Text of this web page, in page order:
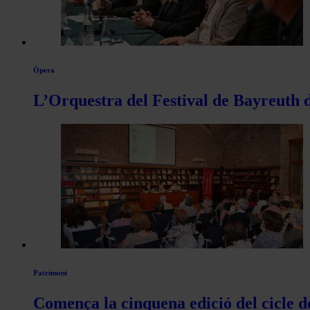
Òpera
L’Orquestra del Festival de Bayreuth
Patrimoni
Comença la cinquena edició del cicle